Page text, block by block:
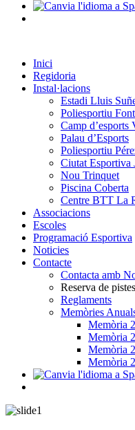
Inici
Regidoria
Instal·lacions
Estadi Lluis
Poliesportiu
Camp d’esports
Palau d’Esports
Poliesportiu
Ciutat Esportiva
Nou Trinquet
Piscina Coberta
Centre BTT La
Associacions
Escoles
Programació Esportiva
Noticies
Contacte
Contacta amb
Reserva de pistes
Reglaments
Memòries
Memòria
Memòria
Memòria
Memòria